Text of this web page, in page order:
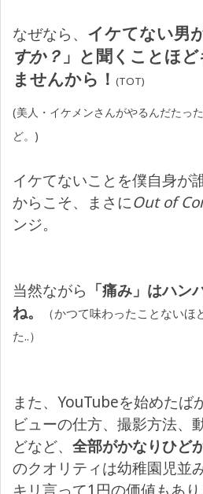
なぜなら、 イケてない男
すか？ 」と聞くことほ
ませんから！ (TOT)
(美人・イケメンさんがやるんだたっ
ど。)
イケてないことを僕自身が
からこそ、まさにOut of
ンジ。
当然ながら 「痛み」はハン
ね。
（かつて味わったことない
た..）
また、YouTubeを始めたば
ビューの仕方、撮影方法、
どなど、 全部がかなりひど
のクオリティは幼稚園児並